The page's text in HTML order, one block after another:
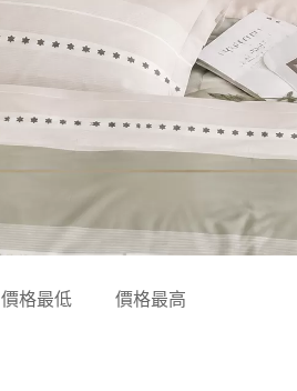
價格最低 價格最高